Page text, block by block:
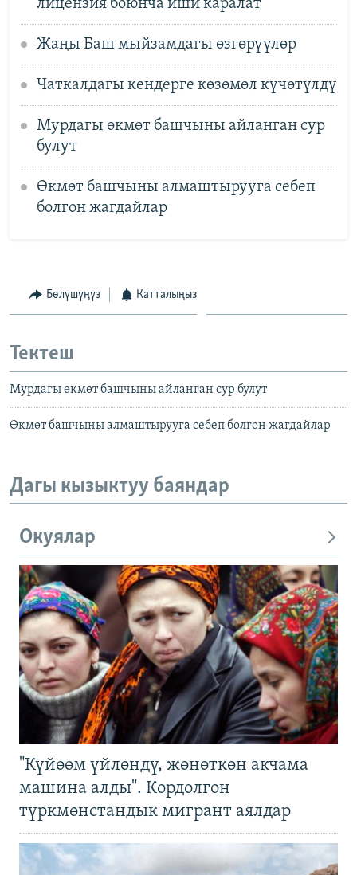
лицензия боюнча иши каралат
Жаңы Баш мыйзамдагы өзгөрүүлөр
Чаткалдагы кендерге көзөмөл күчөтүлдү
Мурдагы өкмөт башчыны айланган сур
булут
Өкмөт башчыны алмаштырууга себеп
болгон жагдайлар
Бөлүшүңүз Катталыңыз
Тектеш
Мурдагы өкмөт башчыны айланган сур булут
Өкмөт башчыны алмаштырууга себеп болгон жагдайлар
Дагы кызыктуу баяндар
Окуялар
"Күйөөм үйлөндү, жөнөткөн акчама
машина алды". Кордолгон
түркмөнстандык мигрант аялдар